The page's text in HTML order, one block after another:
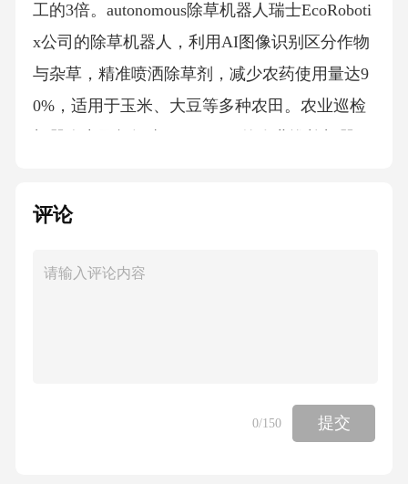
工的3倍。autonomous除草机器人瑞士EcoRoboti
x公司的除草机器人，利用AI图像识别区分作物
与杂草，精准喷洒除草剂，减少农药使用量达9
0%，适用于玉米、大豆等多种农田。农业巡检
时监测大棚作物生长状况，及时预警病虫害，
生产效率智能灌溉系统优化以色列Netafim公司
减少20%化肥使用量，施肥效率提高5倍。智能
评论
0/150 提交